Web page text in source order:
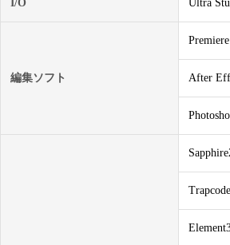
I/O Ultra
編集ソフト After